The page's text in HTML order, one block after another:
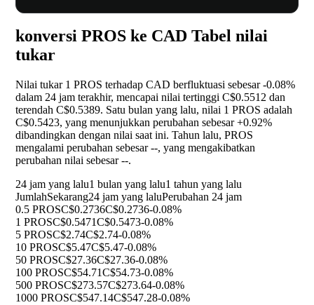
konversi PROS ke CAD Tabel nilai
tukar
Nilai tukar 1 PROS terhadap CAD berfluktuasi sebesar-0.08%
dalam 24 jam terakhir, mencapai nilai tertinggi C$0.5512 dan
terendah C$0.5389. Satu bulan yang lalu, nilai 1 PROS adalah
C$0.5423, yang menunjukkan perubahan sebesar+0.92%
dibandingkan dengan nilai saat ini. Tahun lalu, PROS
mengalami perubahan sebesar--, yang mengakibatkan
perubahan nilai sebesar--.
24 jam yang lalu1 bulan yang lalu1 tahun yang lalu
JumlahSekarang24 jam yang laluPerubahan 24 jam
0.5 PROSC$0.2736C$0.2736-0.08%
1 PROSC$0.5471C$0.5473-0.08%
5 PROSC$2.74C$2.74-0.08%
10 PROSC$5.47C$5.47-0.08%
50 PROSC$27.36C$27.36-0.08%
100 PROSC$54.71C$54.73-0.08%
500 PROSC$273.57C$273.64-0.08%
1000 PROSC$547.14C$547.28-0.08%